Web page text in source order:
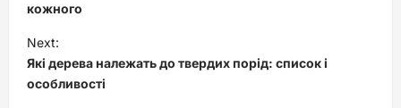
s
t
n
a
кожного
Next:
Які дерева належать до твердих порід: список і
особливості